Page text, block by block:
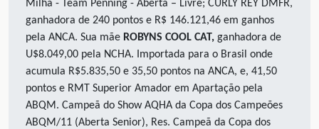
Milha - Team Penning - Aberta – Livre; CURLY REY DMFR,
ganhadora de 240 pontos e R$ 146.121,46 em ganhos
pela ANCA. Sua mãe ROBYNS COOL CAT, ganhadora de
U$8.049,00 pela NCHA. Importada para o Brasil onde
acumula R$5.835,50 e 35,50 pontos na ANCA, e, 41,50
pontos e RMT Superior Amador em Apartação pela
ABQM. Campeã do Show AQHA da Copa dos Campeões
ABQM/11 (Aberta Senior), Res. Campeã da Copa dos